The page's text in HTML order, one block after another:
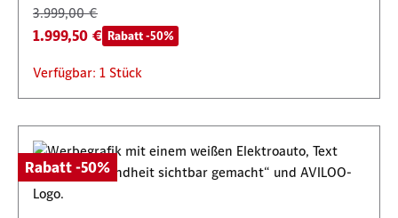
3.999,00 €
1.999,50 € Rabatt -50%
Verfügbar: 1 Stück
Rabatt -50%